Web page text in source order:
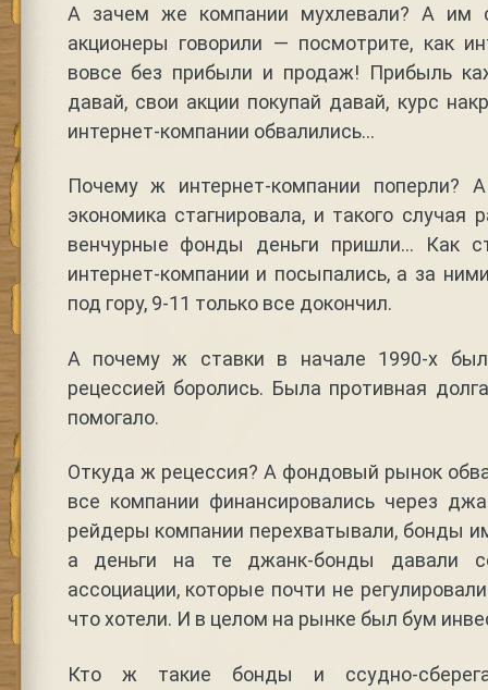
А зачем же компании мухлевали? А им
акционеры говорили — посмотрите, как
вовсе без прибыли и продаж! Прибыль
давай, свои акции покупай давай, курс
интернет-компании обвалились…
Почему ж интернет-компании поперли?
экономика стагнировала, и такого случая
венчурные фонды деньги пришли… Как
интернет-компании и посыпались, а за
под гору, 9-11 только все докончил.
А почему ж ставки в начале 1990-х
рецессией боролись. Была противная
помогало.
Откуда ж рецессия? А фондовый рынок
все компании финансировались через
рейдеры компании перехватывали, бонды
а деньги на те джанк-бонды давали
ассоциации, которые почти не
что хотели. И в целом на рынке был бум
Кто ж такие бонды и ссудно-